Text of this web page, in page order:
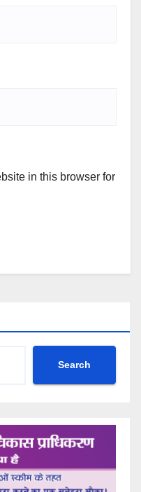
in this browser for
Search